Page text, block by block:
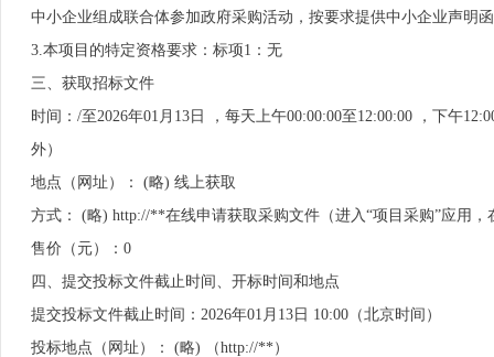
中小企业组成联合体参加政府采购活动，按要求提供中小企业声明
3.本项目的特定资格要求：标项1：无
三、获取招标文件
时间：/至2026年01月13日 ，每天上午00:00:00至12:00:00 ，下午
外）
地点（网址）： (略) 线上获取
方式： (略) http://**在线申请获取采购文件（进入“项目采购”应用
售价（元）：0
四、提交投标文件截止时间、开标时间和地点
提交投标文件截止时间：2026年01月13日 10:00（北京时间）
投标地点（网址）： (略) （http://**）